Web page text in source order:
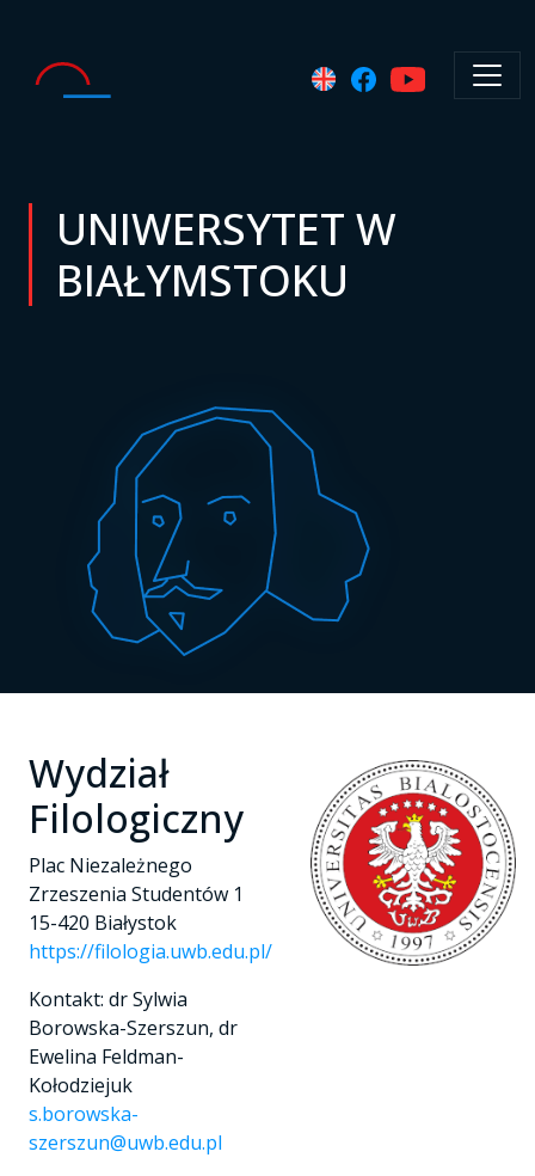
UNIWERSYTET W
BIAŁYMSTOKU
Wydział
Filologiczny
Plac Niezależnego
Zrzeszenia Studentów 1
15-420 Białystok
https://filologia.uwb.edu.pl/
Kontakt: dr Sylwia
Borowska-Szerszun, dr
Ewelina Feldman-
Kołodziejuk
s.borowska-
szerszun@uwb.edu.pl